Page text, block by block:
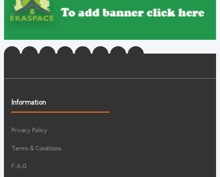
Information
Privacy Policy
Terms & Conditions
F.A.Q